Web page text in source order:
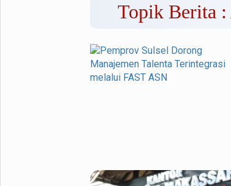
Pemilu
Partai Politik
Hukum & Kriminal
Internasional
Topik Berita :